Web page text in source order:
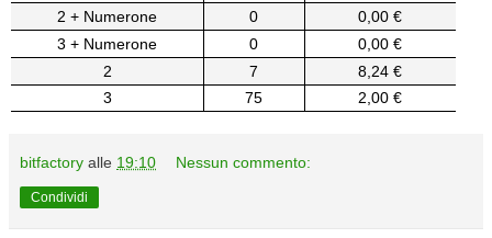
2 + Numerone
0
0,00 €
3 + Numerone
0
0,00 €
2
7
8,24 €
3
75 2,00 €
bitfactory alle 19:10 Nessun commento:
Condividi